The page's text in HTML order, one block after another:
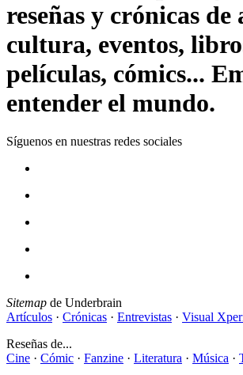
reseñas y crónicas de
cultura, eventos,
películas, cómics...
entender el mundo.
Síguenos en nuestras redes sociales
Sitemap de Underbrain
Artículos · Crónicas · Entrevistas · Visual
Reseñas de...
Cine · Cómic · Fanzine · Literatura · Música ·